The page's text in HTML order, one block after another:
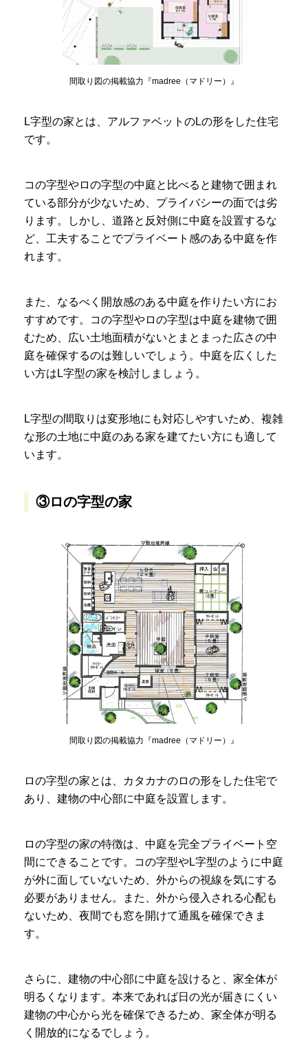
間取り図の掲載協力『madree（マドリー）』
L字型の家とは、アルファベットのLの形をした住宅
です。
コの字型やロの字型の中庭と比べると建物で囲まれ
ている部分が少ないため、プライバシーの面では劣
ります。しかし、道路と反対側に中庭を設置するな
ど、工夫することでプライベート感のある中庭を作
れます。
また、なるべく開放感のある中庭を作りたい方にお
すすめです。コの字型やロの字型は中庭を建物で囲
むため、広い土地面積がないとまとまった広さの中
庭を確保するのは難しいでしょう。中庭を広くした
い方はL字型の家を検討しましょう。
L字型の間取りは変形地にも対応しやすいため、複雑
な形の土地に中庭のある家を建てたい方にも適して
います。
③ロの字型の家
間取り図の掲載協力『madree（マドリー）』
ロの字型の家とは、カタカナのロの形をした住宅で
あり、建物の中心部に中庭を設置します。
ロの字型の家の特徴は、中庭を完全プライベート空
間にできることです。コの字型やL字型のように中庭
が外に面していないため、外からの視線を気にする
必要がありません。また、外から侵入される心配も
ないため、夜間でも窓を開けて通風を確保できま
す。
さらに、建物の中心部に中庭を設けると、家全体が
明るくなります。本来であれば日の光が届きにくい
建物の中心から光を確保できるため、家全体が明る
く開放的になるでしょう。